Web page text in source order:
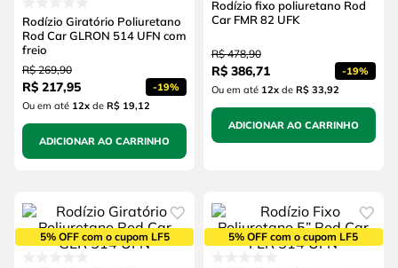
Rodízio Giratório Poliuretano
Rod Car GLRON 514 UFN com
freio
R$ 269,90
R$ 217,95 -19%
Ou em até 12xde R$ 19,12
ADICIONAR AO CARRINHO
Rodízio fixo poliuretano Rod
Car FMR 82 UFK
R$ 478,90
R$ 386,71 -19%
Ou em até 12xde R$ 33,92
ADICIONAR AO CARRINHO
5% OFF com o cupom LF5 5% OFF com o cupom LF5